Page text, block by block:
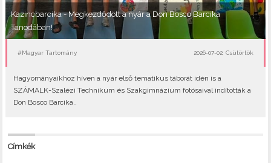
Kazincbarcika - Megkezdődött a nyár a Don Bosco Barcika
Tanodában!
#Magyar Tartomány 2026-07-02, Csütörtök
Hagyományaikhoz híven a nyár első tematikus táborát idén is a
SZÁMALK-Szalézi Technikum és Szakgimnázium fotósaival indították a
Don Bosco Barcika..
Címkék